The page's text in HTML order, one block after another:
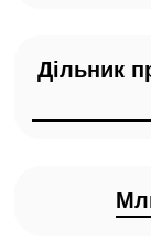
Дільник